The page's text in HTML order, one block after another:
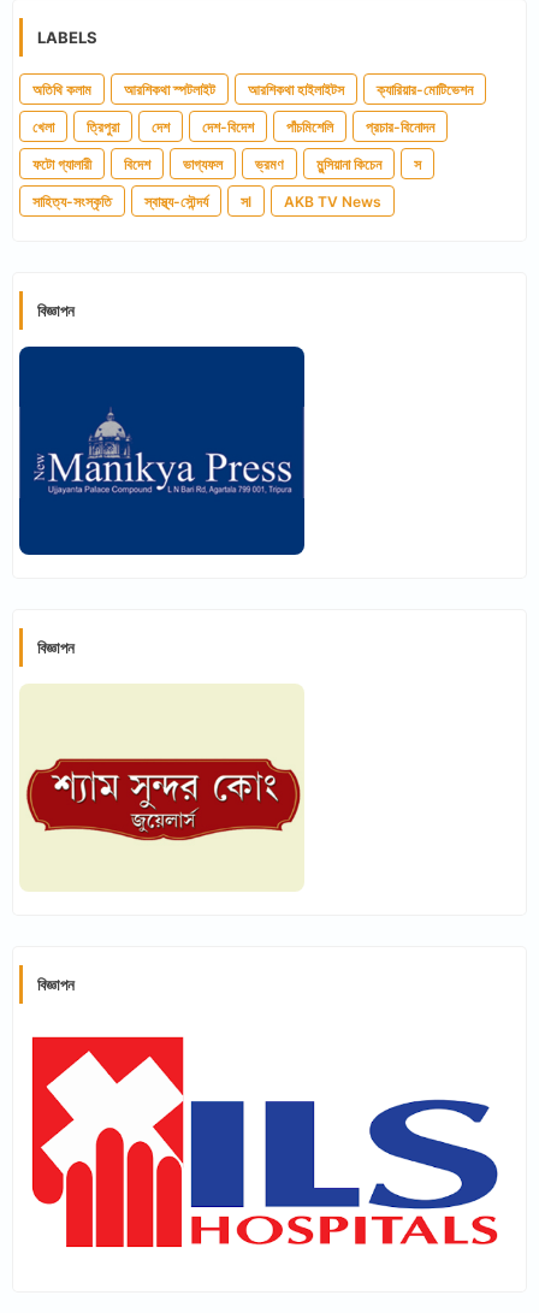
LABELS
অতিথি কলাম আরশিকথা স্পটলাইট আরশিকথা হাইলাইটস ক্যারিয়ার-মোটিভেশন
খেলা ত্রিপুরা দেশ দেশ-বিদেশ পাঁচমিশেলি প্রচার-বিনোদন
ফটো গ্যালারী বিদেশ ভাগ্যফল ভ্রমণ মুন্সিয়ানা কিচেন স
সাহিত্য-সংস্কৃতি স্বাস্থ্য-সৌন্দর্য সl AKB TV News
বিজ্ঞাপন
বিজ্ঞাপন
বিজ্ঞাপন